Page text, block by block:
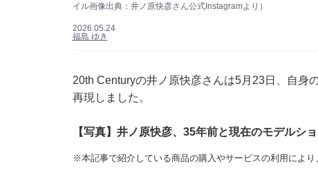
イル画像出典：井ノ原快彦さん公式Instagramより）
2026.05.24
福島 ゆき
20th Centuryの井ノ原快彦さんは5月23日、自身
再現しました。
【写真】井ノ原快彦、35年前と現在のモデルショ
※本記事で紹介している商品の購入やサービスの利用によ